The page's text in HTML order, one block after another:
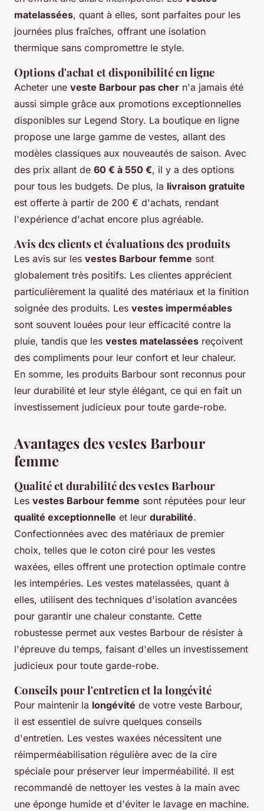
matelassées, quant à elles, sont parfaites pour les
journées plus fraîches, offrant une isolation
thermique sans compromettre le style.
Options d'achat et disponibilité en ligne
Acheter une veste Barbour pas cher n'a jamais été
aussi simple grâce aux promotions exceptionnelles
disponibles sur Legend Story. La boutique en ligne
propose une large gamme de vestes, allant des
modèles classiques aux nouveautés de saison. Avec
des prix allant de 60 € à 550 €, il y a des options
pour tous les budgets. De plus, la livraison gratuite
est offerte à partir de 200 € d'achats, rendant
l'expérience d'achat encore plus agréable.
Avis des clients et évaluations des produits
Les avis sur les vestes Barbour femme sont
globalement très positifs. Les clientes apprécient
particulièrement la qualité des matériaux et la finition
soignée des produits. Les vestes imperméables
sont souvent louées pour leur efficacité contre la
pluie, tandis que les vestes matelassées reçoivent
des compliments pour leur confort et leur chaleur.
En somme, les produits Barbour sont reconnus pour
leur durabilité et leur style élégant, ce qui en fait un
investissement judicieux pour toute garde-robe.
Avantages des vestes Barbour
femme
Qualité et durabilité des vestes Barbour
Les vestes Barbour femme sont réputées pour leur
qualité exceptionnelle et leur durabilité.
Confectionnées avec des matériaux de premier
choix, telles que le coton ciré pour les vestes
waxées, elles offrent une protection optimale contre
les intempéries. Les vestes matelassées, quant à
elles, utilisent des techniques d'isolation avancées
pour garantir une chaleur constante. Cette
robustesse permet aux vestes Barbour de résister à
l'épreuve du temps, faisant d'elles un investissement
judicieux pour toute garde-robe.
Conseils pour l'entretien et la longévité
Pour maintenir la longévité de votre veste Barbour,
il est essentiel de suivre quelques conseils
d'entretien. Les vestes waxées nécessitent une
réimperméabilisation régulière avec de la cire
spéciale pour préserver leur imperméabilité. Il est
recommandé de nettoyer les vestes à la main avec
une éponge humide et d'éviter le lavage en machine.